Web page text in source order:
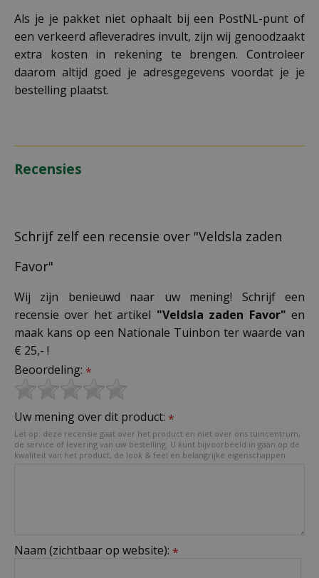
Als je je pakket niet ophaalt bij een PostNL-punt of
een verkeerd afleveradres invult, zijn wij genoodzaakt
extra kosten in rekening te brengen. Controleer
daarom altijd goed je adresgegevens voordat je je
bestelling plaatst.
Recensies
Schrijf zelf een recensie over "Veldsla zaden
Favor"
Wij zijn benieuwd naar uw mening! Schrijf een
recensie over het artikel "Veldsla zaden Favor" en
maak kans op een Nationale Tuinbon ter waarde van
€ 25,- !
Beoordeling: *
Uw mening over dit product: *
Let op: deze recensie gaat over het product en niet over ons tuincentrum,
de service of levering van uw bestelling. U kunt bijvoorbeeld in gaan op de
kwaliteit van het product, de look & feel en belangrijke eigenschappen.
Naam (zichtbaar op website): *